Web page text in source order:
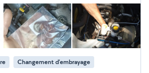
auto Sur la GRAND
ALENTOUR
Changement d'embrayage